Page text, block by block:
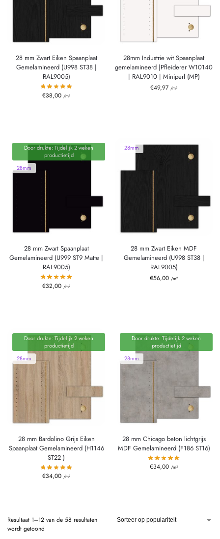
28 mm Zwart Eiken Spaanplaat
Gemelamineerd (U998 ST38 |
RAL9005)
€38,00 /m²
28mm Industrie wit Spaanplaat
gemelamineerd |Pfleiderer W10140
| RAL9010 | Miniperl (MP)
€49,97 /m²
Door drukte: Tijdelijk 2 weken
productietijd
28mm
28 mm Zwart Spaanplaat
Gemelamineerd (U999 ST9 Matte |
RAL9005)
€32,00 /m²
28mm
28 mm Zwart Eiken MDF
Gemelamineerd (U998 ST38 |
RAL9005)
€56,00 /m²
Door drukte: Tijdelijk 2 weken
productietijd
28mm
28 mm Bardolino Grijs Eiken
Spaanplaat Gemelamineerd (H1146
ST22 )
€34,00 /m²
Door drukte: Tijdelijk 2 weken
productietijd
28mm
28 mm Chicago beton lichtgrijs
MDF Gemelamineerd (F186 ST16)
€34,00 /m²
Resultaat 1–12 van de 58 resultaten
wordt getoond